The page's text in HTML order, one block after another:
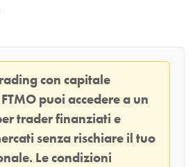
con capitale
FTMO puoi accedere a un
trader finanziati e
senza rischiare il tuo
Le condizioni